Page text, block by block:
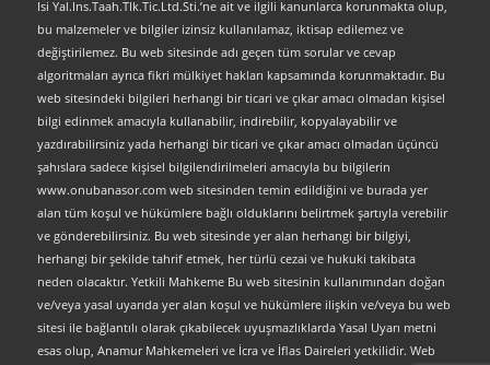
Isi Yal.Ins.Taah.Tlk.Tic.Ltd.Sti.’ne ait ve ilgili kanunlarca korunmakta olup,
bu malzemeler ve bilgiler izinsiz kullanılamaz, iktisap edilemez ve
değiştirilemez. Bu web sitesinde adı geçen tüm sorular ve cevap
algoritmaları ayrıca fikri mülkiyet hakları kapsamında korunmaktadır. Bu
web sitesindeki bilgileri herhangi bir ticari ve çıkar amacı olmadan kişisel
bilgi edinmek amacıyla kullanabilir, indirebilir, kopyalayabilir ve
yazdırabilirsiniz yada herhangi bir ticari ve çıkar amacı olmadan üçüncü
şahıslara sadece kişisel bilgilendirilmeleri amacıyla bu bilgilerin
www.onubanasor.com web sitesinden temin edildiğini ve burada yer
alan tüm koşul ve hükümlere bağlı olduklarını belirtmek şartıyla verebilir
ve gönderebilirsiniz. Bu web sitesinde yer alan herhangi bir bilgiyi,
herhangi bir şekilde tahrif etmek, her türlü cezai ve hukuki takibata
neden olacaktır. Yetkili Mahkeme Bu web sitesinin kullanımından doğan
ve/veya yasal uyarıda yer alan koşul ve hükümlere ilişkin ve/veya bu web
sitesi ile bağlantılı olarak çıkabilecek uyuşmazlıklarda Yasal Uyarı metni
esas olup, Anamur Mahkemeleri ve İcra ve İflas Daireleri yetkilidir. Web